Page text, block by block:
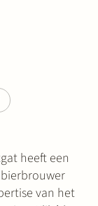
heeft een
van het